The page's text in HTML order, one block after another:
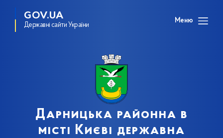
GOV.UA
Державні сайти України
Меню
Дарницька районна в
місті Києві державна